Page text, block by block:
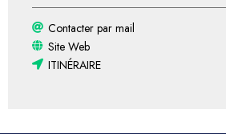
Contacter par mail
Site Web
ITINÉRAIRE